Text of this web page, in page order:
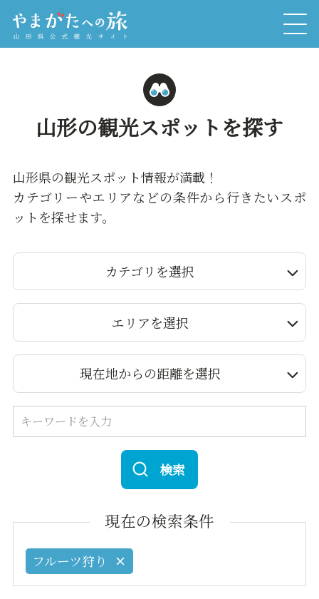
山形の観光スポットを探す
山形県の観光スポット情報が満載！
カテゴリーやエリアなどの条件から行きたいスポ
ットを探せます。
カテゴリを選択
エリアを選択
現在地からの距離を選択
検索
現在の検索条件
フルーツ狩り